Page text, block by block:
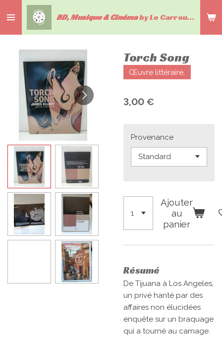
au
contenu
BD, Musique & Cinémaby Le Carrousel du livre
Torch Song
Œuvre littéraire,
3,00 €
Provenance
Ajouter
au
panier
Résumé
De Tijuana à Los Angeles,
un privé hanté par des
affaires non élucidées
enquête sur un braquage
qui a tourné au carnage.